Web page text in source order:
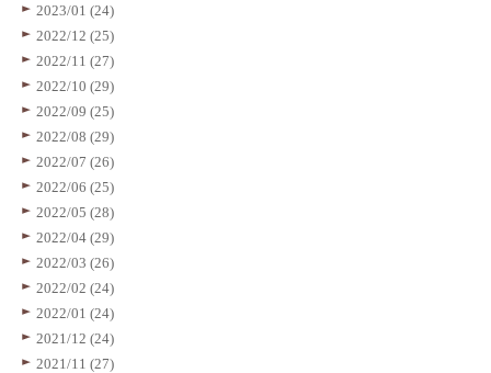
2023/01 (24)
2022/12 (25)
2022/11 (27)
2022/10 (29)
2022/09 (25)
2022/08 (29)
2022/07 (26)
2022/06 (25)
2022/05 (28)
2022/04 (29)
2022/03 (26)
2022/02 (24)
2022/01 (24)
2021/12 (24)
2021/11 (27)